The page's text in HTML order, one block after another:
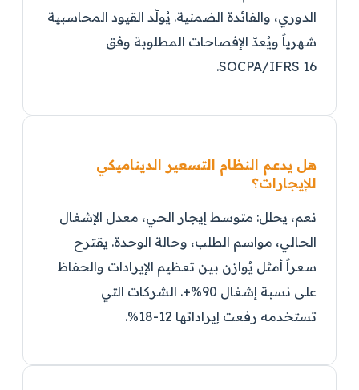
الدوري، والفائدة الضمنية. يُولّد القيود المحاسبية
شهرياً ويُعدّ الإفصاحات المطلوبة وفق
SOCPA/IFRS 16.
هل يدعم النظام التسعير الديناميكي
للإيجارات؟
نعم، يحلل: متوسط إيجار الحي، معدل الإشغال
الحالي، مواسم الطلب، وحالة الوحدة. يقترح
سعراً أمثل يُوازن بين تعظيم الإيرادات والحفاظ
على نسبة إشغال 90%+. الشركات التي
تستخدمه رفعت إيراداتها 12-18%.